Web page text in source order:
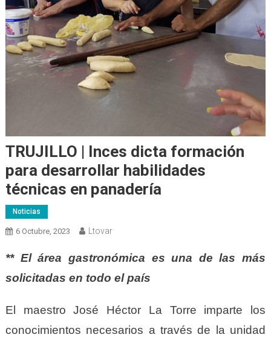
TRUJILLO | Inces dicta formación
para desarrollar habilidades
técnicas en panadería
Noticias
6 Octubre, 2023 Ltovar
** El área gastronómica es una de las más
solicitadas en todo el país
El maestro José Héctor La Torre imparte los
conocimientos necesarios a través de la unidad